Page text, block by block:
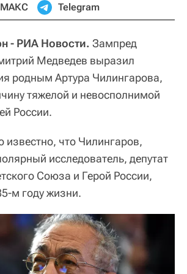
МАКС Telegram
- РИА Новости. Зампред
Медведев выразил
родным Артура Чилингарова,
тяжелой и невосполнимой
России.
известно, что Чилингаров,
исследователь, депутат
Союза и Герой России,
м году жизни.